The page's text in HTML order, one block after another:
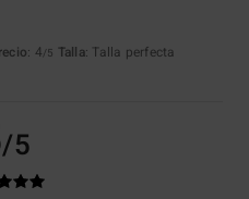
: 4/5 Talla: Talla perfecta
/5